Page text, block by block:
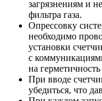
загрязнениям и
фильтра газа.
Опрессовку
необходимо
установки
с
на
При вводе
убедиться, что